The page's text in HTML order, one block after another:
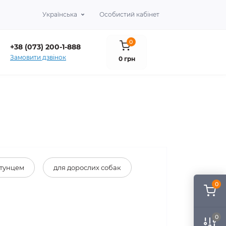
0
0
Українська Особистий кабінет
+38 (073) 200-1-888
Замовити дзвінок
0
0 грн
для дорослих собак